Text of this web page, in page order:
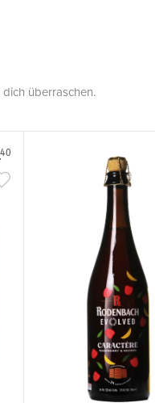
überraschen.
40